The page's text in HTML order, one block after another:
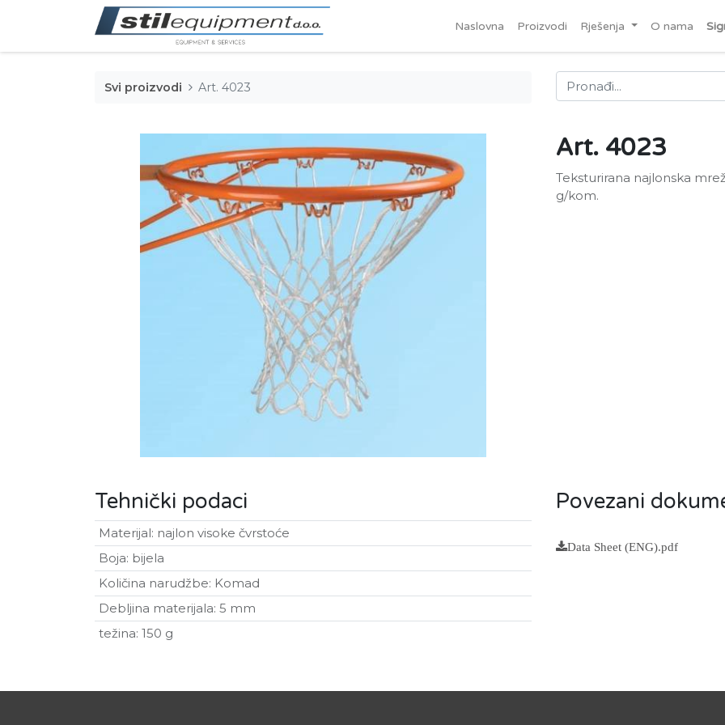
Naslovna Proizvodi Rješenja O nama
Svi proizvodi Art. 4023
Art. 4023
Teksturirana najlonska
g/kom.
Tehnički podaci
Materijal: najlon visoke čvrstoće
Boja: bijela
Količina narudžbe: Komad
Debljina materijala: 5 mm
težina: 150 g
Povezani
Data Sheet (ENG).pdf